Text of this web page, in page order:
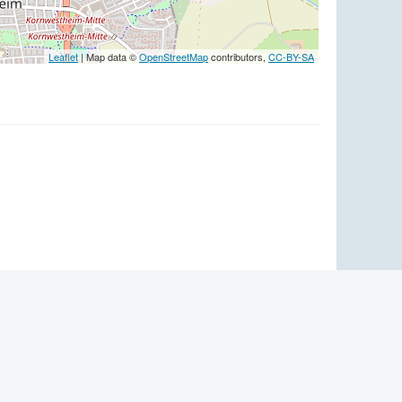
Leaflet| Map data ©OpenStreetMapcontributors, CC-BY-SA